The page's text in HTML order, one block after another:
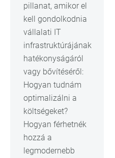
pillanat, amikor el
kell gondolkodnia
vállalati IT
infrastruktúrájának
hatékonyságáról
vagy bővítéséről:
Hogyan tudnám
optimalizálni a
költségeket?
Hogyan férhetnék
hozzá a
legmodernebb